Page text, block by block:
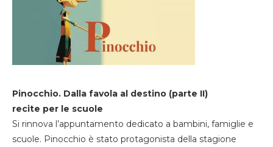
Pinocchio. Dalla favola al destino (parte II)
recite per le scuole
Si rinnova l’appuntamento dedicato a bambini, famiglie e
scuole. Pinocchio è stato protagonista della stagione